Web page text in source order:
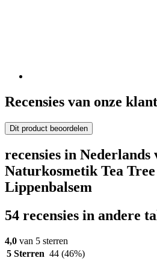
Recensies van onze
Dit product beoordelen
recensies in
Naturkosmetik Tea
Lippenbalsem
54 recensies in andere
4,0 van 5 sterren
5 Sterren 44 (46%)